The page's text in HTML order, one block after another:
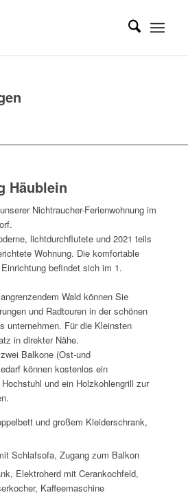
Häublein
Nichtraucher-Ferienwohnung im
lichtdurchflutete und 2021 teils
Wohnung. Die komfortable
befindet sich im 1.
Wald können Sie
und Radtouren in der schönen
unternehmen. Für die Kleinsten
in direkter Nähe.
Balkone (Ost-und
können kostenlos ein
und ein Holzkohlengrill zur
und großem Kleiderschrank,
Schlafsofa, Zugang zum Balkon
Elektroherd mit Cerankochfeld,
Kaffeemaschine